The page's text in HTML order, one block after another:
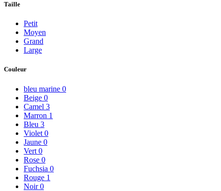
Taille
Petit
Moyen
Grand
Large
Couleur
bleu marine 0
Beige 0
Camel 3
Marron 1
Bleu 3
Violet 0
Jaune 0
Vert 0
Rose 0
Fuchsia 0
Rouge 1
Noir 0